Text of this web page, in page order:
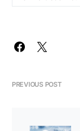
PREVIOUS POST